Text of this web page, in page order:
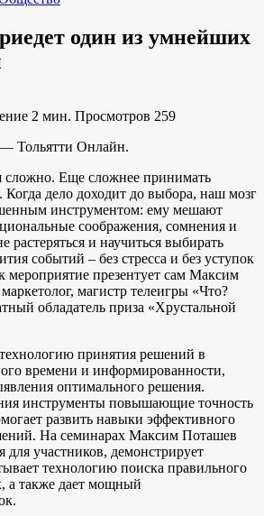
один из умнейших
2 мин. Просмотров 259
Тольятти Онлайн.
Еще сложнее принимать
дело доходит до выбора, наш мозг
инструментом: ему мешают
соображения, сомнения и
растеряться и научиться выбирать
событий – без стресса и без уступок
мероприятие презентует сам Максим
магистр телеигры «Что?
обладатель приза «Хрустальной
принятия решений в
времени и информированности,
оптимального решения.
инструменты повышающие точность
развить навыки эффективного
На семинарах Максим Поташев
участников, демонстрирует
технологию поиска правильного
а также дает мощный